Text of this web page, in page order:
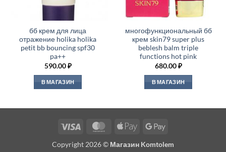
бб крем для лица
отражение holika holika
petit bb bounсing spf30
pa++
590.00₽
В МАГАЗИН
многофункциональный бб
крем skin79 super plus
beblesh balm triple
functions hot pink
680.00₽
В МАГАЗИН
Visa MasterCardApple
Google
Copyright 2026 © Магазин Komtolem